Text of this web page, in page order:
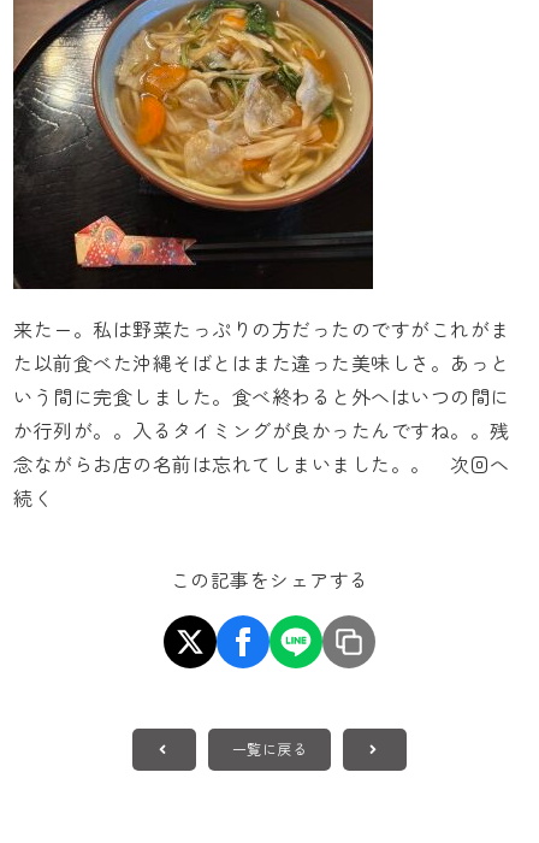
来たー。私は野菜たっぷりの方だったのですがこれがま
た以前食べた沖縄そばとはまた違った美味しさ。あっと
いう間に完食しました。食べ終わると外へはいつの間に
か行列が。。入るタイミングが良かったんですね。。残
念ながらお店の名前は忘れてしまいました。。 次回へ
続く
この記事をシェアする
一覧に戻る